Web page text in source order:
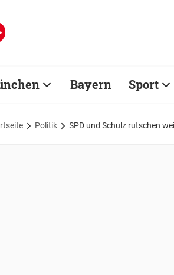
Bayern Sport
Politik SPD und Schulz rutschen